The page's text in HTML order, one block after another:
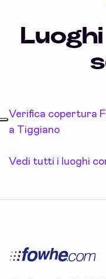
Verifica copertura
a Tiggiano
Vedi tutti i luoghi